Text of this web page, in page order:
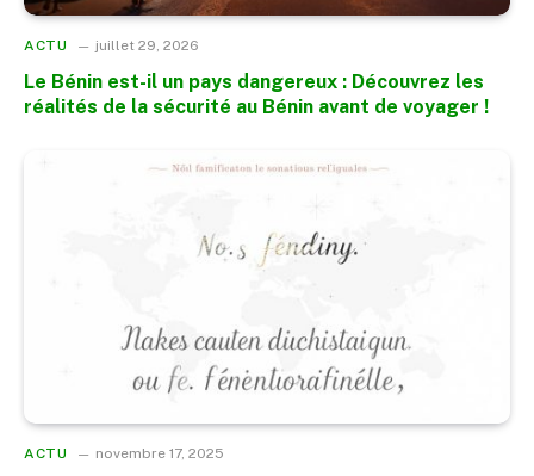
ACTU juillet 29, 2026
Le Bénin est-il un pays dangereux : Découvrez les
réalités de la sécurité au Bénin avant de voyager !
ACTU novembre 17, 2025